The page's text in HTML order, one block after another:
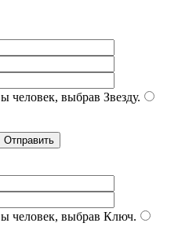
человек, выбрав Звезду.
человек, выбрав Ключ.